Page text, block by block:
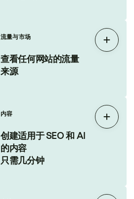
流量与市场
查看任何网站的流量
来源
展开
内容
创建适用于 SEO 和 AI
的内容
只需几分钟
展开